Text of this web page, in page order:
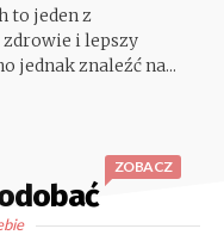
to jeden z
zdrowie i lepszy
jednak znaleźć na...
ZOBACZ